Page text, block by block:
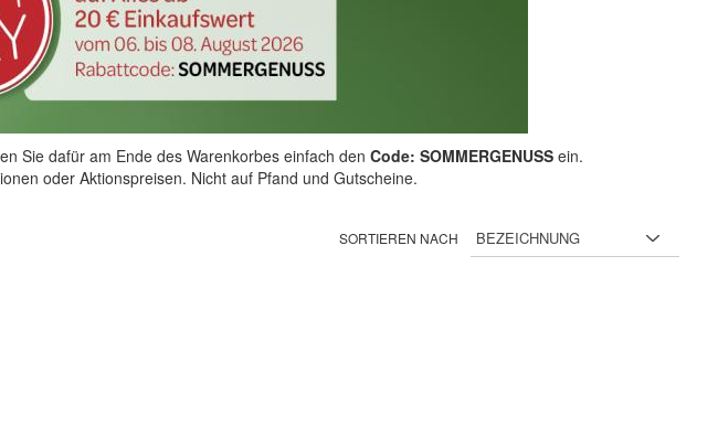
Sie dafür am Ende des Warenkorbes einfach den Code: SOMMERGENUSSein.
oder Aktionspreisen. Nicht auf Pfand und Gutscheine.
SORTIEREN NACH